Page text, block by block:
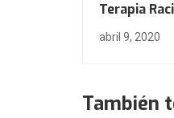
Terapia
Ellis) FÁCIL
abril 9, 2020
También